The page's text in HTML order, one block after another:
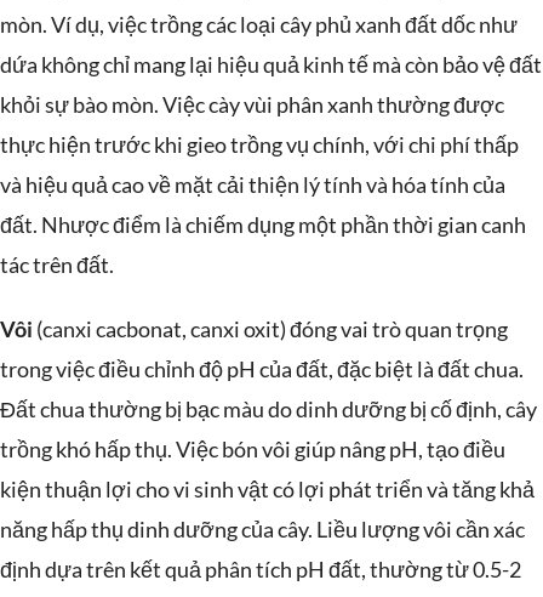
mòn. Ví dụ, việc trồng các loại cây phủ xanh đất dốc như
dứa không chỉ mang lại hiệu quả kinh tế mà còn bảo vệ đất
khỏi sự bào mòn. Việc cày vùi phân xanh thường được
thực hiện trước khi gieo trồng vụ chính, với chi phí thấp
và hiệu quả cao về mặt cải thiện lý tính và hóa tính của
đất. Nhược điểm là chiếm dụng một phần thời gian canh
tác trên đất.
Vôi (canxi cacbonat, canxi oxit) đóng vai trò quan trọng
trong việc điều chỉnh độ pH của đất, đặc biệt là đất chua.
Đất chua thường bị bạc màu do dinh dưỡng bị cố định, cây
trồng khó hấp thụ. Việc bón vôi giúp nâng pH, tạo điều
kiện thuận lợi cho vi sinh vật có lợi phát triển và tăng khả
năng hấp thụ dinh dưỡng của cây. Liều lượng vôi cần xác
định dựa trên kết quả phân tích pH đất, thường từ 0.5-2